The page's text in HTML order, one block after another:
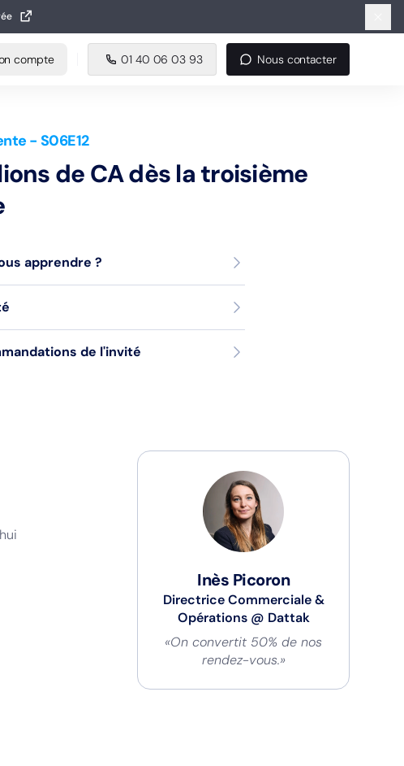
compte 01 40 06 03 93 Nous contacter
compte 01 40 06 03 93 Nous contacter
- S06E12
de CA dès la troisième
apprendre ?
de l'invité
Inès Picoron
Directrice Commerciale &
Opérations@ Dattak
«On convertit 50% de nos
rendez-vous.»